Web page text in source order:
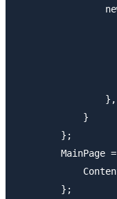
                },
            }
        };
MainPage
        };